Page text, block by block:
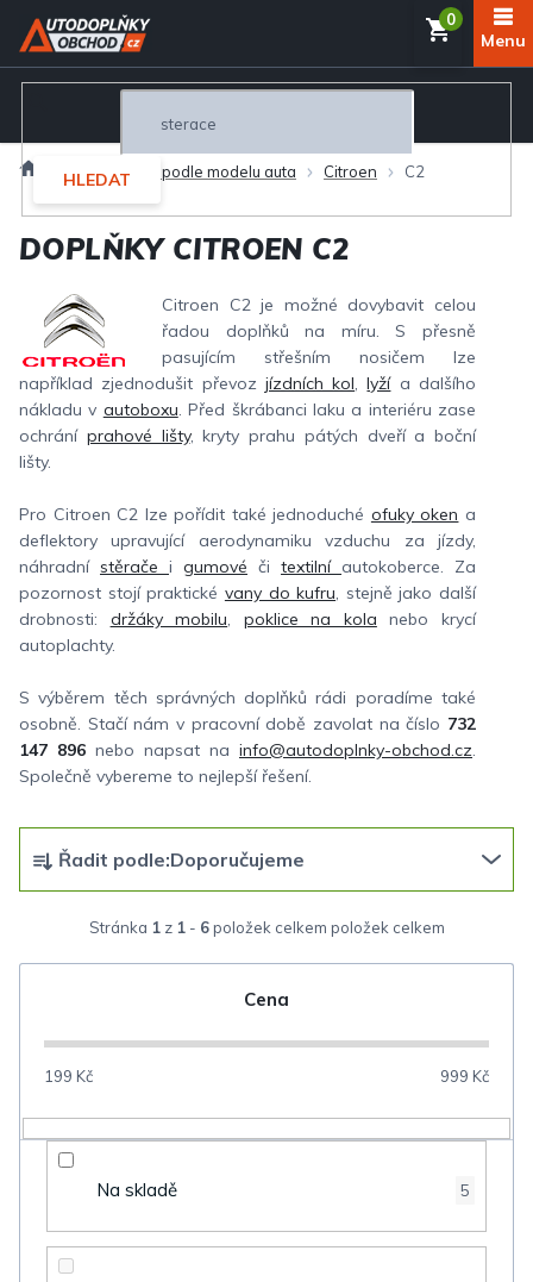
Přejít
obsah
HLEDAT
Autodoplňky podle modelu auta Citroen C2
DOPLŇKY CITROEN C2
Citroen C2 je možné dovybavit celou
řadou doplňků na míru. S přesně
pasujícím střešním nosičem lze
například zjednodušit převoz jízdních kol,lyžía dalšího
nákladu v autoboxu. Před škrábanci laku a interiéru zase
ochrání prahové lišty, kryty prahu pátých dveří a boční
lišty.
Pro Citroen C2 lze pořídit také jednoduché ofuky oken a
deflektory upravující aerodynamiku vzduchu za jízdy,
náhradní stěrače i gumové či textilní autokoberce. Za
pozornost stojí praktické vany do kufru, stejně jako další
drobnosti: držáky mobilu, poklice na kola nebo krycí
autoplachty.
S výběrem těch správných doplňků rádi poradíme také
osobně. Stačí nám v pracovní době zavolat na číslo 732
147 896 nebo napsat na info@autodoplnky-obchod.cz.
Společně vybereme to nejlepší řešení.
Stránka 1z 1- 6položek celkem
a
e
o
Řadit podle:Doporučujeme
Cena
199 Kč 999 Kč
Na skladě 5